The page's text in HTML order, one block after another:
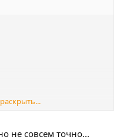
не совсем точно...